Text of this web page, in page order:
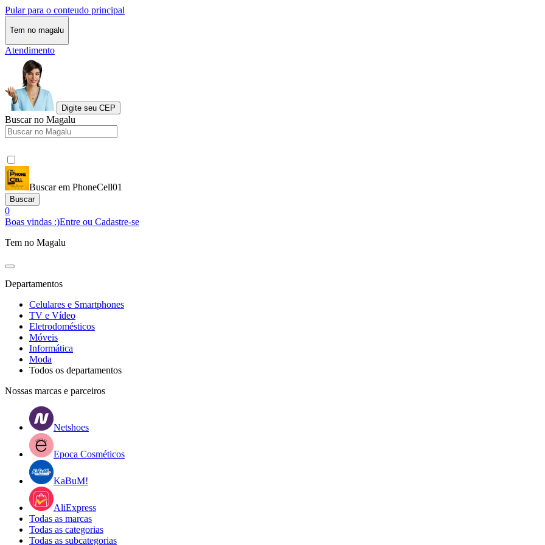
Pular para o conteudo principal
Tem no magalu
Atendimento
Digite seu CEP
Buscar no Magalu
Buscar em PhoneCell01
Buscar
0
Boas vindas :)Entre ou Cadastre-se
Tem no Magalu
Departamentos
Celulares e Smartphones
TV e Vídeo
Eletrodomésticos
Móveis
Informática
Moda
Todos os departamentos
Nossas marcas e parceiros
Netshoes
Epoca Cosméticos
KaBuM!
AliExpress
Todas as marcas
Todas as categorias
Todas as subcategorias